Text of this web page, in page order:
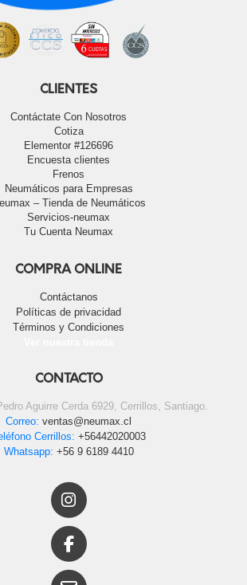
CLIENTES
Contáctate Con Nosotros
Cotiza
Elementor #126696
Encuesta clientes
Frenos
Neumáticos para Empresas
– Tienda de Neumáticos
Servicios-neumax
Tu Cuenta Neumax
COMPRA ONLINE
Contáctanos
Políticas de privacidad
Términos y Condiciones
CONTACTO
Aguirre Cerda 6929, Cerrillos, Santiago.
Correo: ventas@neumax.cl
Cerrillos: +56442020003
Whatsapp: +56 9 6189 4410